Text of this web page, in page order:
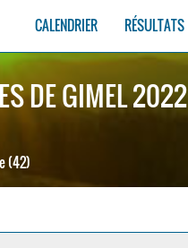
CALENDRIER RÉSULTATS
DE GIMEL 2022
(42)